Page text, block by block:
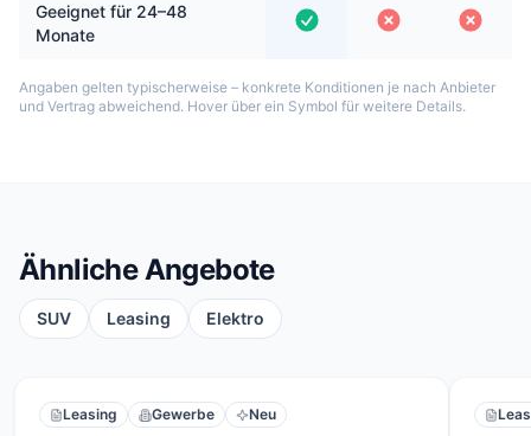
Geeignet für 24–48
Monate
Angaben gelten typischerweise – konkrete Konditionen je nach Anbieter
und Vertrag abweichend. Hover über ein Symbol für weitere Details.
Ähnliche Angebote
SUV Leasing Elektro
Leasing Gewerbe Neu